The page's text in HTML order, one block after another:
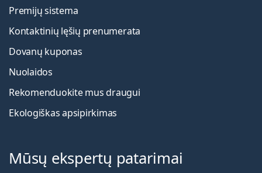
Premijų sistema
Kontaktinių lęšių prenumerata
Dovanų kuponas
Nuolaidos
Rekomenduokite mus draugui
Ekologiškas apsipirkimas
Mūsų ekspertų patarimai